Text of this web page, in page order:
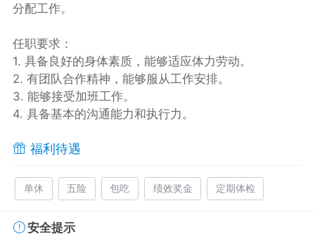
分配工作。
任职要求：
1. 具备良好的身体素质，能够适应体力劳动。
2. 有团队合作精神，能够服从工作安排。
3. 能够接受加班工作。
4. 具备基本的沟通能力和执行力。
福利待遇
单休 五险 包吃 绩效奖金 定期体检
安全提示